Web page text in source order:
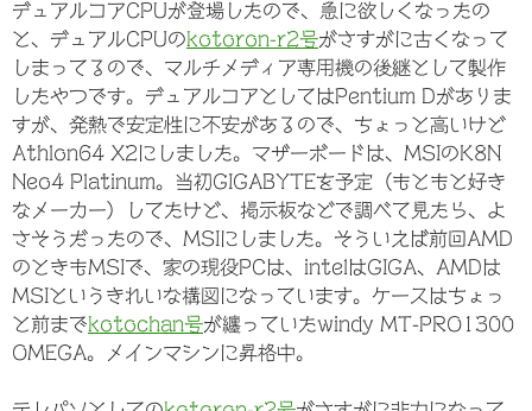
ッ
プ
デュアルコアCPUが登場したので、急に欲しくなったの
と、デュアルCPUのkotoron-r2号がさすがに古くなって
しまってるので、マルチメディア専用機の後継として製作
したやつです。デュアルコアとしてはPentium Dがありま
すが、発熱で安定性に不安があるので、ちょっと高いけど
Athlon64 X2にしました。マザーボードは、MSIのK8N
Neo4 Platinum。当初GIGABYTEを予定（もともと好き
なメーカー）してたけど、掲示板などで調べて見たら、よ
さそうだったので、MSIにしました。そういえば前回AMD
のときもMSIで、家の現役PCは、intelはGIGA、AMDは
MSIというきれいな構図になっています。ケースはちょっ
と前までkotochan号が纏っていたwindy MT-PRO1300
OMEGA。メインマシンに昇格中。